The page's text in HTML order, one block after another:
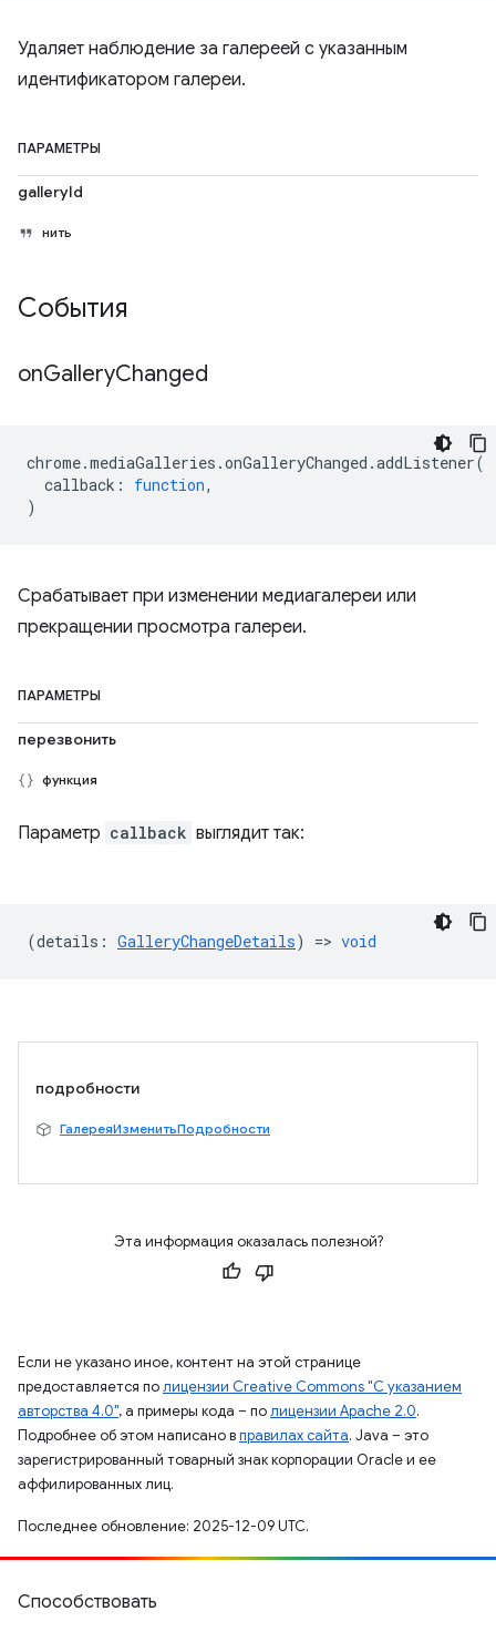
Удаляет наблюдение за галереей с указанным
идентификатором галереи.
ПАРАМЕТРЫ
galleryId
нить
События
onGalleryChanged
chrome.mediaGalleries .onGalleryChanged .addListener(
callback : function,
)
Срабатывает при изменении медиагалереи или
прекращении просмотра галереи.
ПАРАМЕТРЫ
перезвонить
функция
Параметр callback выглядит так:
(details : GalleryChangeDetails) => void
подробности
ГалереяИзменитьПодробности
Эта информация оказалась полезной?
Если не указано иное, контент на этой странице
предоставляется полицензии Creative Commons "С указанием
авторства 4.0", а примеры кода – полицензии Apache 2.0.
Подробнее об этом написано вправилах сайта. Java – это
зарегистрированный товарный знак корпорации Oracle и ее
аффилированных лиц.
Последнее обновление: 2025-12-09 UTC.
Способствовать